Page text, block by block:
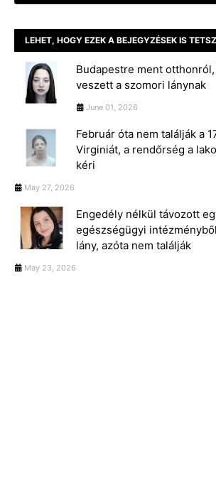
LEHET, HOGY EZEK A BEJEGYZÉSEK IS
Budapestre ment
veszett a szomori lánynak
June 01, 2026
Február óta nem találják a
Virginiát, a rendőrség a
kéri
May 27, 2026
Engedély nélkül távozott
egészségügyi
lány, azóta nem találják
May 23, 2026